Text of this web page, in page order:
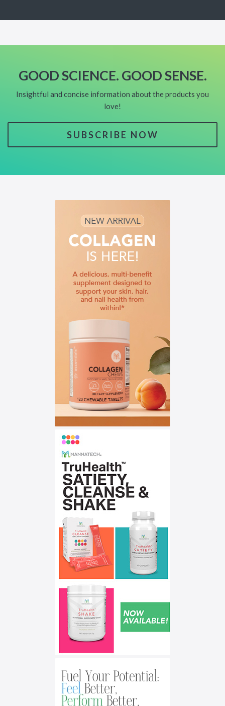
GOOD SCIENCE. GOOD SENSE.
Insightful and concise information about the products you
love!
SUBSCRIBE NOW